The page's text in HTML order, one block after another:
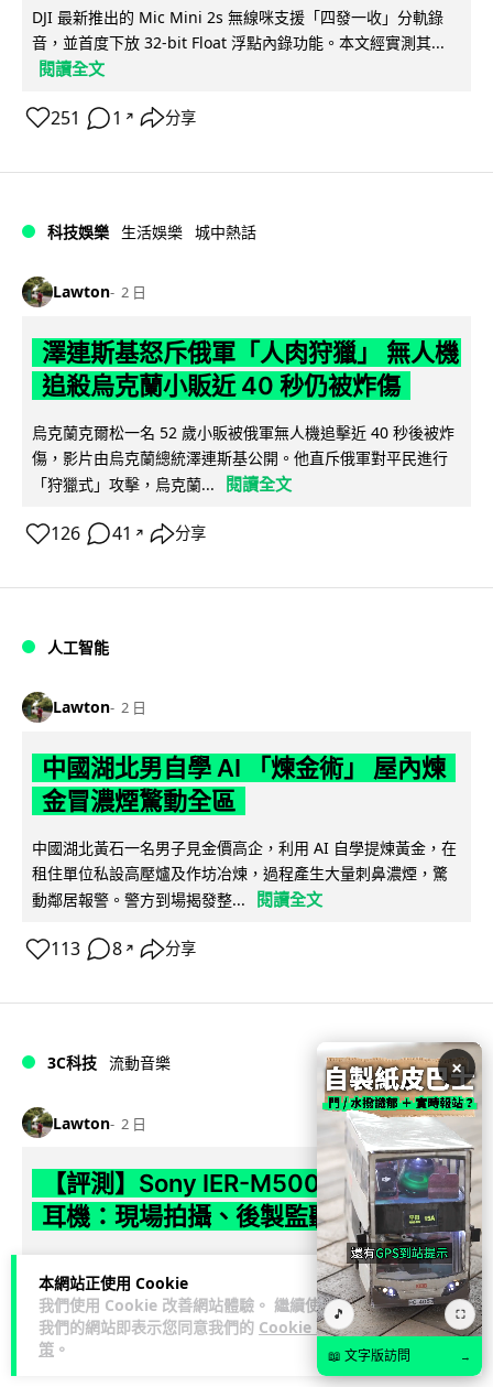
本網站正使用 Cookie
我們使用 Cookie 改善網站體驗。 繼續使用
我們的網站即表示您同意我們的 Cookie 政
策 。
DJI 最新推出的 Mic Mini 2s 無線咪支援「四發一收」分軌錄
音，並首度下放 32-bit Float 浮點內錄功能。本文經實測其...
閱讀全文
251 1 ↗ 分享
科技娛樂 生活娛樂 城中熱話
Lawton 2 日
澤連斯基怒斥俄軍「人肉狩獵」 無人機
追殺烏克蘭小販近 40 秒仍被炸傷
烏克蘭克爾松一名 52 歲小販被俄軍無人機追擊近 40 秒後被炸
傷，影片由烏克蘭總統澤連斯基公開。他直斥俄軍對平民進行
「狩獵式」攻擊，烏克蘭...
閱讀全文
126 41 ↗ 分享
人工智能
Lawton 2 日
中國湖北男自學 AI 「煉金術」 屋內煉
金冒濃煙驚動全區
中國湖北黃石一名男子見金價高企，利用 AI 自學提煉黃金，在
租住單位私設高壓爐及作坊冶煉，過程產生大量刺鼻濃煙，驚
動鄰居報警。警方到場揭發整...
閱讀全文
113 8 ↗ 分享
3C科技 流動音樂
Lawton 2 日 89
【評測】Sony IER-M500 入耳式監聽
耳機：現場拍攝、後製監聽與人聲利器
談到專業混音專用的聲音監聽耳機，Sony 經典 MDR-7506 到
MDR-M1 專業錄音室耳機都為人熟悉。而現在舞台製作者與創
意影像製作... 閱讀全文
39
×
🎵 ⛶
📖 文字版訪問 →